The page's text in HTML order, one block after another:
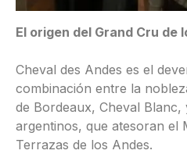
El origen del Grand Cru de
Cheval des Andes es el
combinación entre la
de Bordeaux, Cheval
argentinos, que atesoran el
Terrazas de los Andes.